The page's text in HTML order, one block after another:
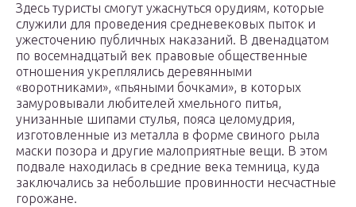
Здесь туристы смогут ужаснуться орудиям, которые
служили для проведения средневековых пыток и
ужесточению публичных наказаний. В двенадцатом
по восемнадцатый век правовые общественные
отношения укреплялись деревянными
«воротниками», «пьяными бочками», в которых
замуровывали любителей хмельного питья,
унизанные шипами стулья, пояса целомудрия,
изготовленные из металла в форме свиного рыла
маски позора и другие малоприятные вещи. В этом
подвале находилась в средние века темница, куда
заключались за небольшие провинности несчастные
горожане.